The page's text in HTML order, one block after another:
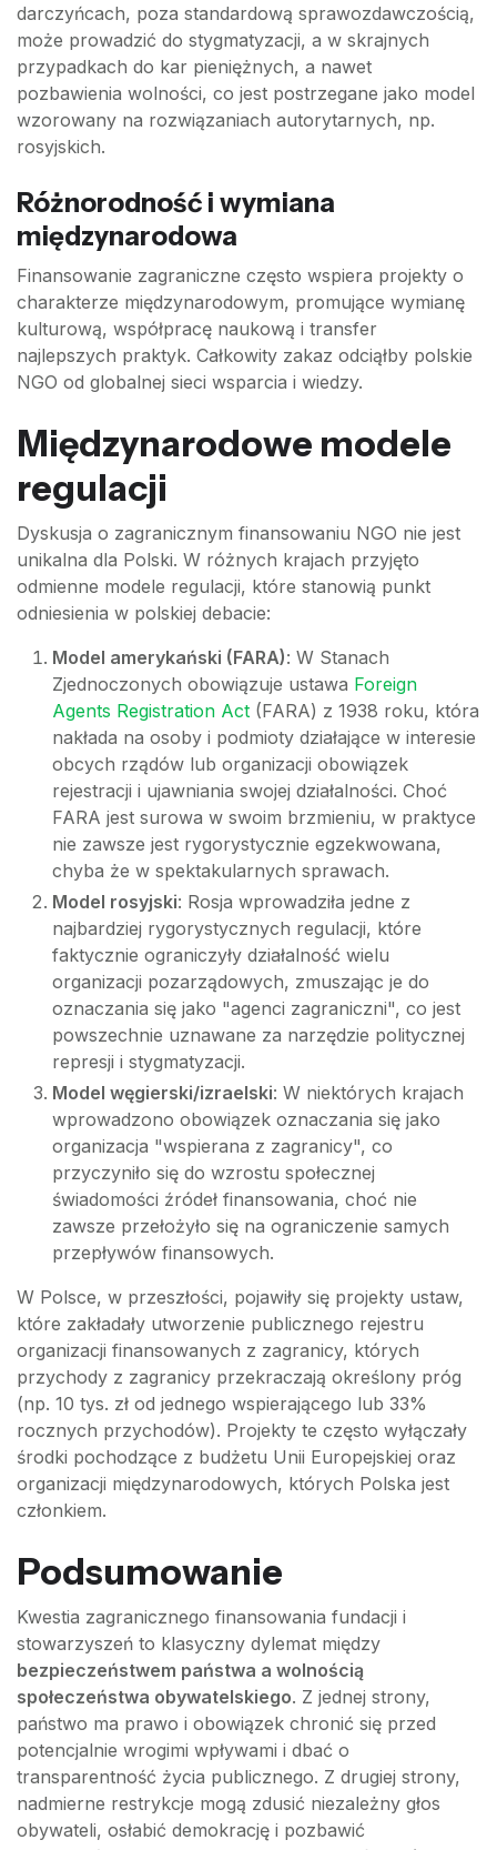
darczyńcach, poza standardową sprawozdawczością,
może prowadzić do stygmatyzacji, a w skrajnych
przypadkach do kar pieniężnych, a nawet
pozbawienia wolności, co jest postrzegane jako model
wzorowany na rozwiązaniach autorytarnych, np.
rosyjskich.
Różnorodność i wymiana
międzynarodowa
Finansowanie zagraniczne często wspiera projekty o
charakterze międzynarodowym, promujące wymianę
kulturową, współpracę naukową i transfer
najlepszych praktyk. Całkowity zakaz odciąłby polskie
NGO od globalnej sieci wsparcia i wiedzy.
Międzynarodowe modele
regulacji
Dyskusja o zagranicznym finansowaniu NGO nie jest
unikalna dla Polski. W różnych krajach przyjęto
odmienne modele regulacji, które stanowią punkt
odniesienia w polskiej debacie:
Model amerykański (FARA): W Stanach
Zjednoczonych obowiązuje ustawa Foreign
Agents Registration Act (FARA) z 1938 roku, która
nakłada na osoby i podmioty działające w interesie
obcych rządów lub organizacji obowiązek
rejestracji i ujawniania swojej działalności. Choć
FARA jest surowa w swoim brzmieniu, w praktyce
nie zawsze jest rygorystycznie egzekwowana,
chyba że w spektakularnych sprawach.
Model rosyjski: Rosja wprowadziła jedne z
najbardziej rygorystycznych regulacji, które
faktycznie ograniczyły działalność wielu
organizacji pozarządowych, zmuszając je do
oznaczania się jako "agenci zagraniczni", co jest
powszechnie uznawane za narzędzie politycznej
represji i stygmatyzacji.
Model węgierski/izraelski: W niektórych krajach
wprowadzono obowiązek oznaczania się jako
organizacja "wspierana z zagranicy", co
przyczyniło się do wzrostu społecznej
świadomości źródeł finansowania, choć nie
zawsze przełożyło się na ograniczenie samych
przepływów finansowych.
W Polsce, w przeszłości, pojawiły się projekty ustaw,
które zakładały utworzenie publicznego rejestru
organizacji finansowanych z zagranicy, których
przychody z zagranicy przekraczają określony próg
(np. 10 tys. zł od jednego wspierającego lub 33%
rocznych przychodów). Projekty te często wyłączały
środki pochodzące z budżetu Unii Europejskiej oraz
organizacji międzynarodowych, których Polska jest
członkiem.
Podsumowanie
Kwestia zagranicznego finansowania fundacji i
stowarzyszeń to klasyczny dylemat między
bezpieczeństwem państwa a wolnością
społeczeństwa obywatelskiego. Z jednej strony,
państwo ma prawo i obowiązek chronić się przed
potencjalnie wrogimi wpływami i dbać o
transparentność życia publicznego. Z drugiej strony,
nadmierne restrykcje mogą zdusić niezależny głos
obywateli, osłabić demokrację i pozbawić